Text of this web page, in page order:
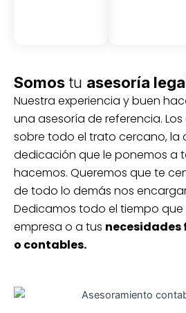
Somostu asesoría
Nuestra experiencia y buen
una asesoría de referencia.
sobre todo el trato cercano, la
dedicación que le ponemos a
hacemos. Queremos que te
de todo lo demás nos
Dedicamos todo el tiempo
empresa o a tus
o contables.